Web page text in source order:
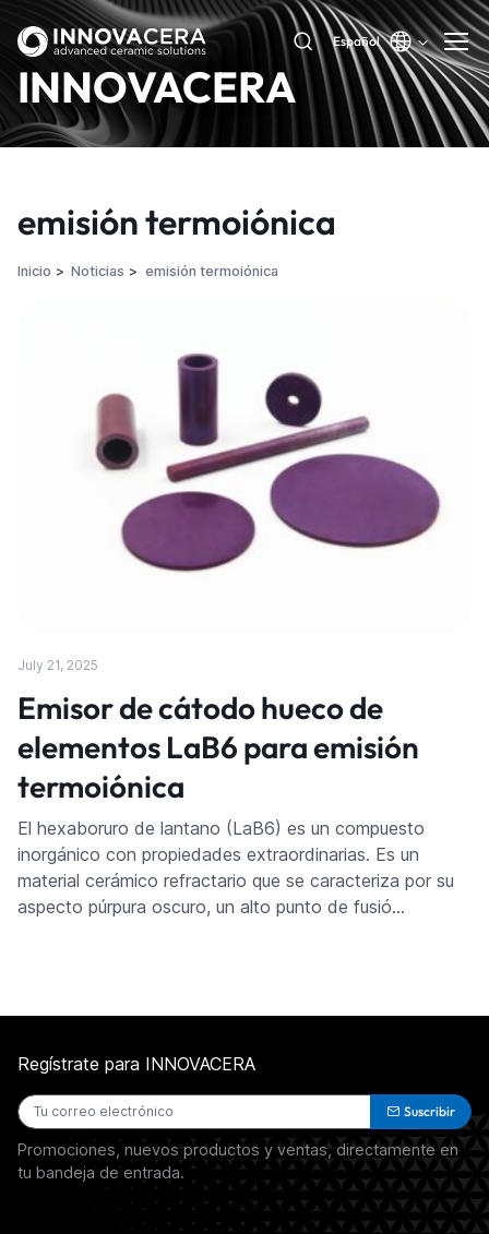
Español
INNOVACERA
emisión termoiónica
Inicio Noticias emisión termoiónica
July 21, 2025
Emisor de cátodo hueco de
elementos LaB6 para emisión
termoiónica
El hexaboruro de lantano (LaB6) es un compuesto
inorgánico con propiedades extraordinarias. Es un
material cerámico refractario que se caracteriza por su
aspecto púrpura oscuro, un alto punto de fusió…
Regístrate para INNOVACERA
Suscribir
Promociones, nuevos productos y ventas, directamente en
tu bandeja de entrada.